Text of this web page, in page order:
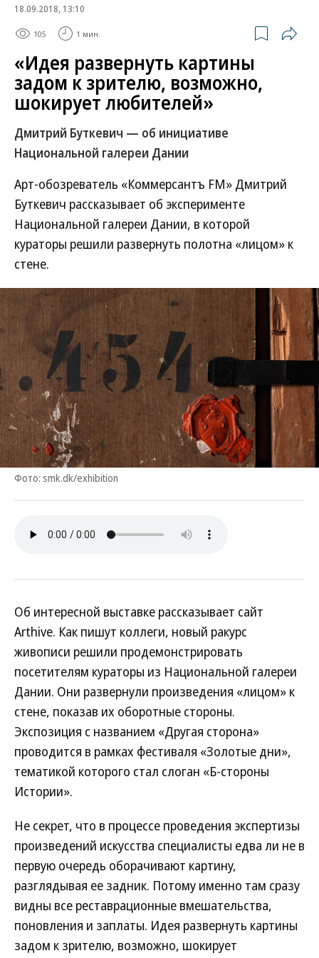
18.09.2018, 13:10
105 1 мин.
«Идея развернуть картины
задом к зрителю, возможно,
шокирует любителей»
Дмитрий Буткевич — об инициативе
Национальной галереи Дании
Арт-обозреватель «Коммерсантъ FM» Дмитрий
Буткевич рассказывает об эксперименте
Национальной галереи Дании, в которой
кураторы решили развернуть полотна «лицом» к
стене.
Фото: smk.dk/exhibition
Об интересной выставке рассказывает сайт
Arthive. Как пишут коллеги, новый ракурс
живописи решили продемонстрировать
посетителям кураторы из Национальной галереи
Дании. Они развернули произведения «лицом» к
стене, показав их оборотные стороны.
Экспозиция с названием «Другая сторона»
проводится в рамках фестиваля «Золотые дни»,
тематикой которого стал слоган «Б-стороны
Истории».
Не секрет, что в процессе проведения экспертизы
произведений искусства специалисты едва ли не в
первую очередь оборачивают картину,
разглядывая ее задник. Потому именно там сразу
видны все реставрационные вмешательства,
поновления и заплаты. Идея развернуть картины
задом к зрителю, возможно, шокирует